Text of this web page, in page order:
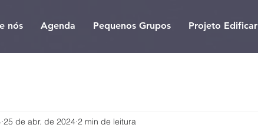
nós Agenda Pequenos Grupos Projeto Edificar
25 de abr. de 2024 2 min de leitura